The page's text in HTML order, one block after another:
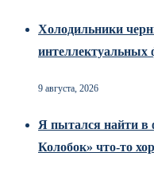
Холодильники
интеллектуальных
9 августа, 2026
Я пытался найти в
Колобок» что-то